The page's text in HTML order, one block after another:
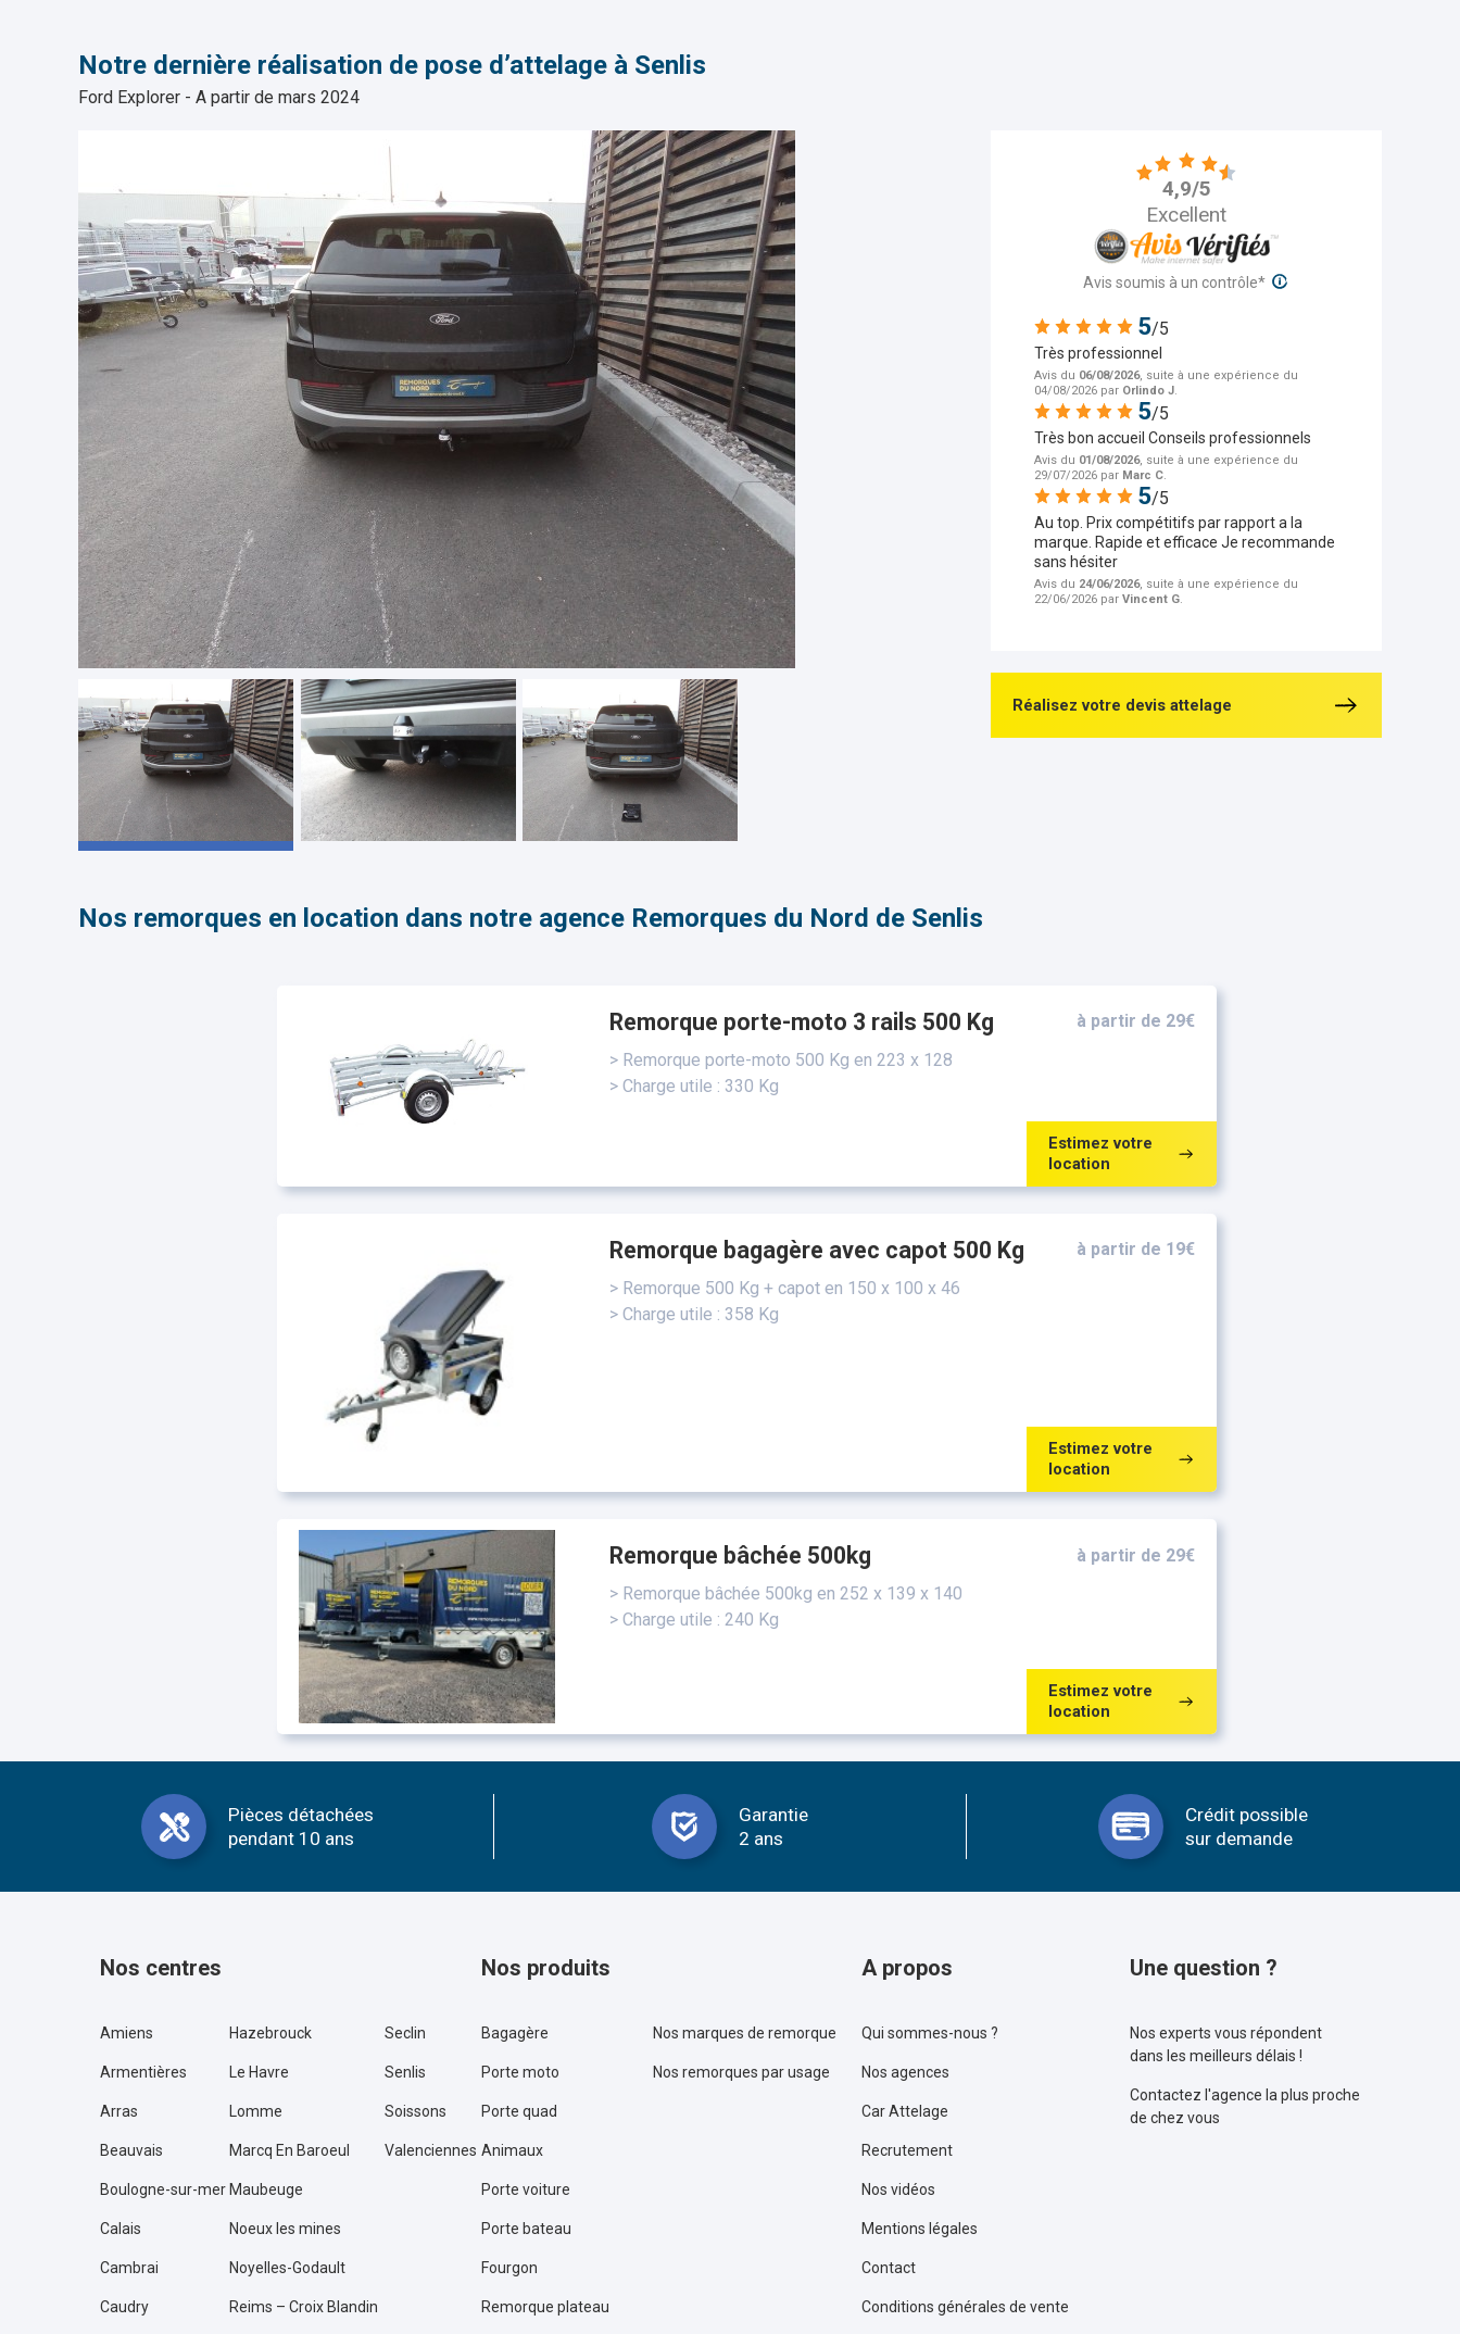
Notre dernière réalisation de pose d’attelage à Senlis
Ford Explorer - A partir de mars 2024
4,9/5
Excellent
Avis soumis à un contrôle*
de contacter l'auteur de l'avis, merci
- Aucune contrepartie n’a été fournie
- Les avis ne sont pas modifiables : si
- Les motifs de suppression des avis
5/5
Très professionnel
Avis du 06/08/2026, suite à une expérience du
04/08/2026 par Orlindo J.
5/5
Très bon accueil Conseils professionnels
Avis du 01/08/2026, suite à une expérience du
29/07/2026 par Marc C.
5/5
Au top. Prix compétitifs par rapport a la
marque. Rapide et efficace Je recommande
sans hésiter
Avis du 24/06/2026, suite à une expérience du
22/06/2026 par Vincent G.
Réalisez votre devis attelage
Nos remorques en location dans notre agence Remorques du Nord de Senlis
Remorque porte-moto 3 rails 500 Kg
à partir de 29€
> Remorque porte-moto 500 Kg en 223 x 128
> Charge utile : 330 Kg
Estimez votre
location
Remorque bagagère avec capot 500 Kg
à partir de 19€
> Remorque 500 Kg + capot en 150 x 100 x 46
> Charge utile : 358 Kg
Estimez votre
location
Remorque bâchée 500kg
à partir de 29€
> Remorque bâchée 500kg en 252 x 139 x 140
> Charge utile : 240 Kg
Estimez votre
location
Pièces détachées
pendant 10 ans
Garantie
2 ans
Crédit possible
sur demande
Nos centres
Amiens
Armentières
Arras
Beauvais
Boulogne-sur-mer
Calais
Cambrai
Caudry
Hazebrouck
Le Havre
Lomme
Marcq En Baroeul
Maubeuge
Noeux les mines
Noyelles-Godault
Reims – Croix Blandin
Seclin
Senlis
Soissons
Valenciennes
Nos produits
Bagagère
Porte moto
Porte quad
Animaux
Porte voiture
Porte bateau
Fourgon
Remorque plateau
Nos marques de remorque
Nos remorques par usage
A propos
Qui sommes-nous ?
Nos agences
Car Attelage
Recrutement
Nos vidéos
Mentions légales
Contact
Conditions générales de vente
Une question ?
Nos experts vous répondent
dans les meilleurs délais !
Contactez l'agence la plus proche
de chez vous